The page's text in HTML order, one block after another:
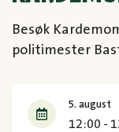
Besøk
politimester
5. august
12:00 -